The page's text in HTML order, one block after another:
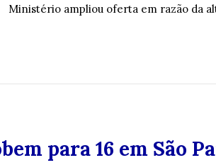
Ministério ampliou oferta em razão da
para 16 em São